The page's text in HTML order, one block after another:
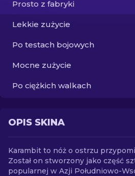
Prosto z fabryki
Lekkie zużycie
Po testach bojowych
Mocne zużycie
Po ciężkich walkach
OPIS SKINA
Karambit to nóż o ostrzu
Został on stworzony jako część
popularnej w Azji Południowo-